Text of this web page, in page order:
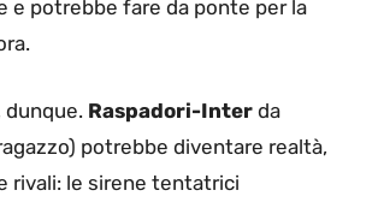
e potrebbe fare da ponte per la
dunque. Raspadori-Inter da
potrebbe diventare realtà,
rivali: le sirene tentatrici